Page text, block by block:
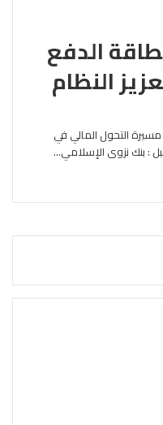
الدفع
النظام
التحول المالي في
: بنك نزوى الإسلامي…